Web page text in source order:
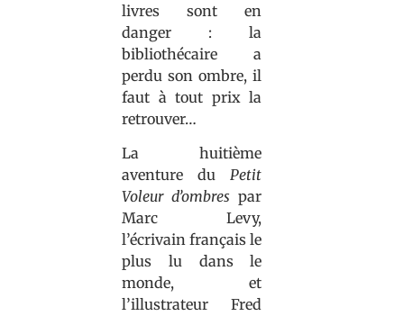
livres sont en
danger : la
bibliothécaire a
perdu son ombre, il
faut à tout prix la
retrouver…
La huitième
aventure duPetit
Voleur d’ombres par
Marc Levy,
l’écrivain français le
plus lu dans le
monde, et
l’illustrateur Fred